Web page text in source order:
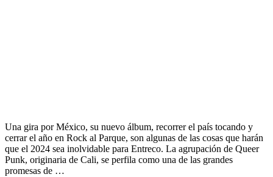
Una gira por México, su nuevo álbum, recorrer el país tocando y
cerrar el año en Rock al Parque, son algunas de las cosas que harán
que el 2024 sea inolvidable para Entreco. La agrupación de Queer
Punk, originaria de Cali, se perfila como una de las grandes
promesas de …